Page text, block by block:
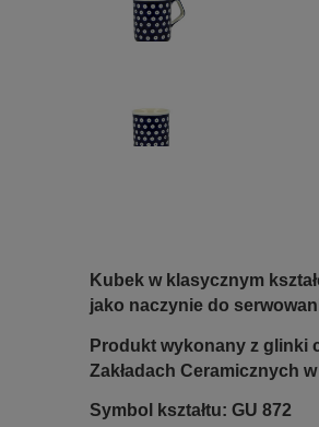
Kubek w klasycznym
jako naczynie do
Produkt wykonany z glinki
Zakładach Ceramicznych
Symbol kształtu: GU 872